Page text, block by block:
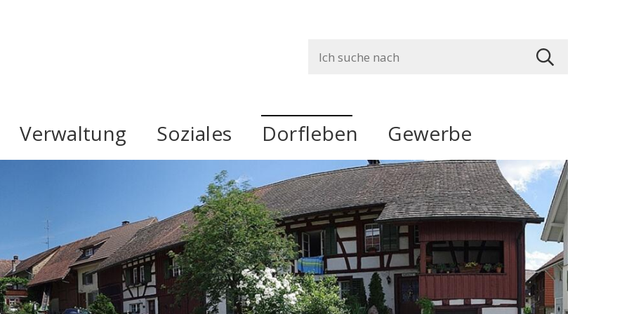
ZH
Verwaltung Soziales Dorfleben Gewerbe